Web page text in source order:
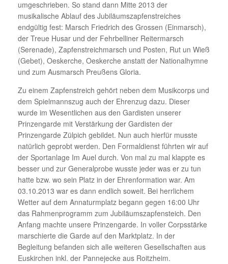
umgeschrieben. So stand dann Mitte 2013 der
musikalische Ablauf des Jubiläumszapfenstreiches
endgültig fest: Marsch Friedrich des Grossen (Einmarsch),
der Treue Husar und der Fehrbelliner Reitermarsch
(Serenade), Zapfenstreichmarsch und Posten, Rut un Wieß
(Gebet), Oeskerche, Oeskerche anstatt der Nationalhymne
und zum Ausmarsch Preußens Gloria.
Zu einem Zapfenstreich gehört neben dem Musikcorps und
dem Spielmannszug auch der Ehrenzug dazu. Dieser
wurde im Wesentlichen aus den Gardisten unserer
Prinzengarde mit Verstärkung der Gardisten der
Prinzengarde Zülpich gebildet. Nun auch hierfür musste
natürlich geprobt werden. Den Formaldienst führten wir auf
der Sportanlage Im Auel durch. Von mal zu mal klappte es
besser und zur Generalprobe wusste jeder was er zu tun
hatte bzw. wo sein Platz in der Ehrenformation war. Am
03.10.2013 war es dann endlich soweit. Bei herrlichem
Wetter auf dem Annaturmplatz begann gegen 16:00 Uhr
das Rahmenprogramm zum Jubiläumszapfensteich. Den
Anfang machte unsere Prinzengarde. In voller Corpsstärke
marschierte die Garde auf den Marktplatz. In der
Begleitung befanden sich alle weiteren Gesellschaften aus
Euskirchen inkl. der Pannejecke aus Roitzheim.